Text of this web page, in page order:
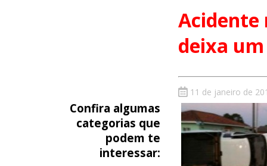
Acidente
deixa
Confira algumas
categorias que
podem te
interessar:
11 de janeiro de